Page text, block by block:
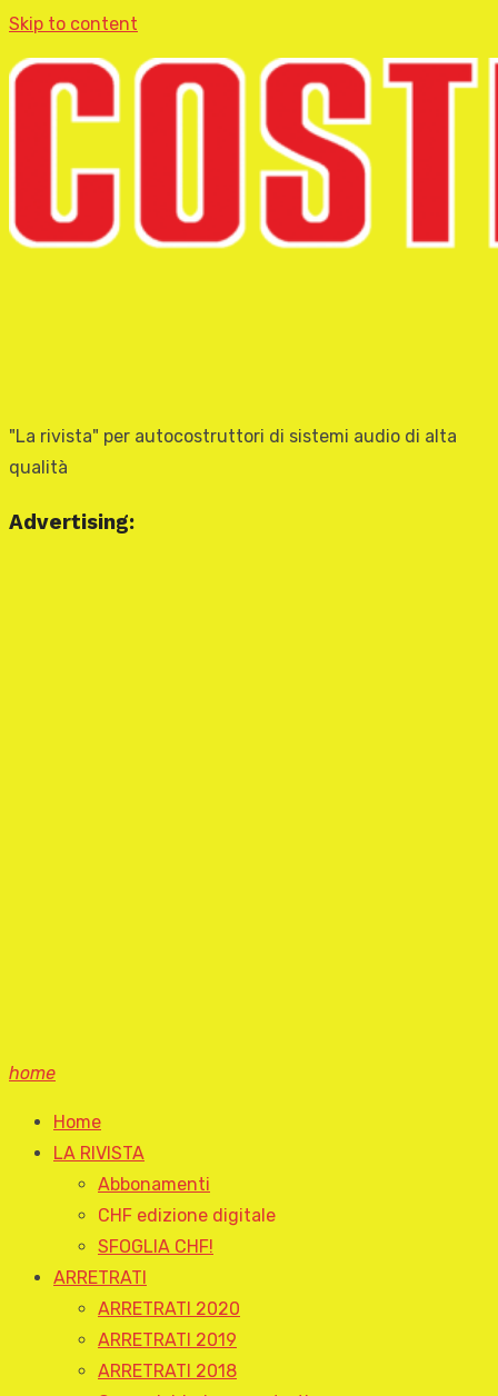
Skip to content
"La rivista" per autocostruttori di sistemi audio di alta
qualità
Advertising:
home
Home
LA RIVISTA
Abbonamenti
CHF edizione digitale
SFOGLIA CHF!
ARRETRATI
ARRETRATI 2020
ARRETRATI 2019
ARRETRATI 2018